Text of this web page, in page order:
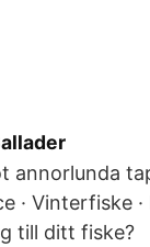
annorlunda
· Vinterfiske
till ditt fiske?